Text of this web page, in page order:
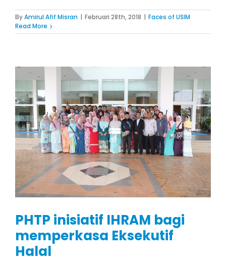
ByAmirul Afif Misran | Februari 28th, 2018 | Faces of USIM
Read More
PHTP inisiatif IHRAM bagi
memperkasa Eksekutif
Halal